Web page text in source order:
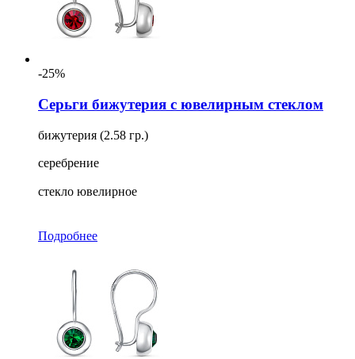
-25%
Серьги бижутерия с ювелирным стеклом
бижутерия (2.58 гр.)
серебрение
стекло ювелирное
Подробнее